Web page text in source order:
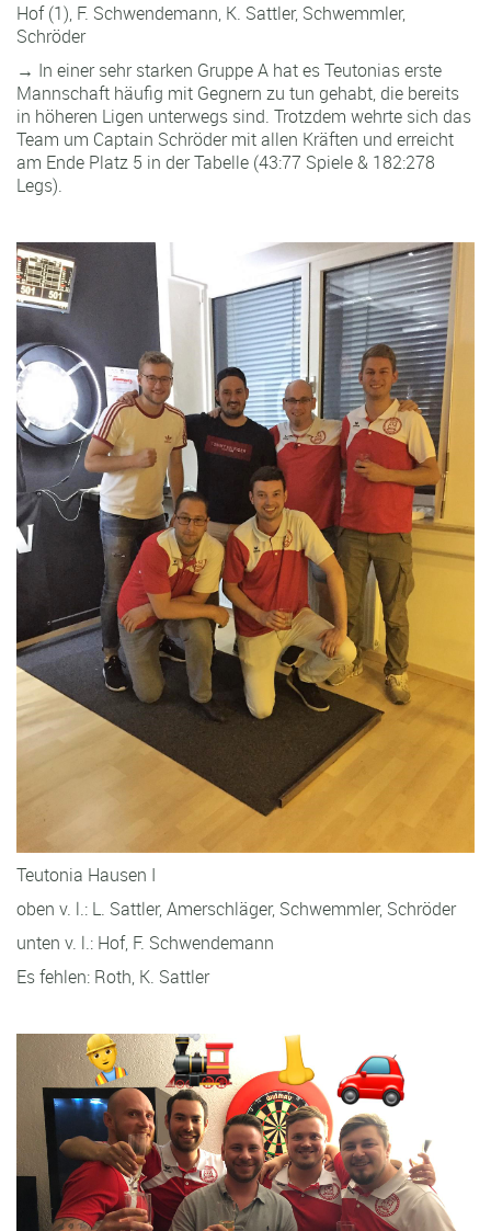
Hof (1), F. Schwendemann, K. Sattler, Schwemmler,
Schröder
→ In einer sehr starken Gruppe A hat es Teutonias erste
Mannschaft häufig mit Gegnern zu tun gehabt, die bereits
in höheren Ligen unterwegs sind. Trotzdem wehrte sich das
Team um Captain Schröder mit allen Kräften und erreicht
am Ende Platz 5 in der Tabelle (43:77 Spiele & 182:278
Legs).
Teutonia Hausen I
oben v. l.: L. Sattler, Amerschläger, Schwemmler, Schröder
unten v. l.: Hof, F. Schwendemann
Es fehlen: Roth, K. Sattler